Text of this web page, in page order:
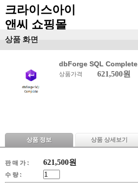
크라이스아이
앤씨 쇼핑몰
상품 화면
dbForge SQL Complete
상품가격 621,500원
상품 정보 상품 상세보기
판 매 가 : 621,500원
수 량 :